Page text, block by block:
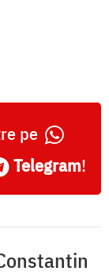
pe
Telegram!